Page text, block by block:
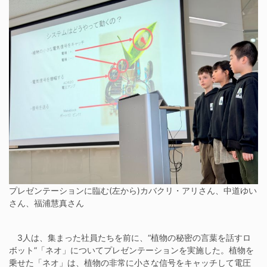
プレゼンテーションに臨む(左から)カバクリ・アリさん、中道ゆい
さん、福浦慧真さん
3人は、集まった社員たちを前に、“植物の秘密の言葉を話すロ
ボット”「ネオ」についてプレゼンテーションを実施した。植物を
乗せた「ネオ」は、植物の非常に小さな信号をキャッチして電圧